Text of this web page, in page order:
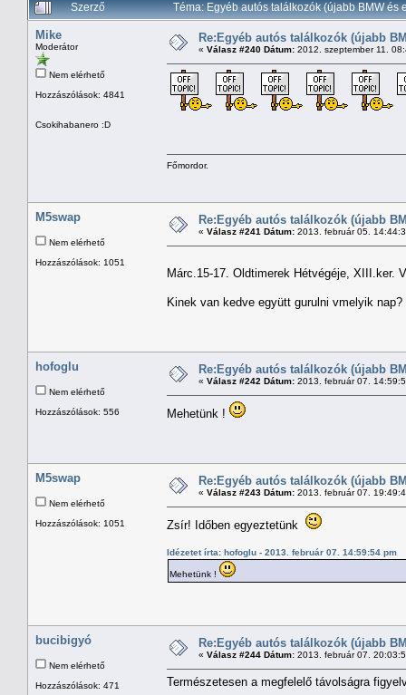
Szerző
Téma: Egyéb autós találkozók (újabb BMW
Mike
Moderátor
Nem elérhető
Hozzászólások: 4841
Csokihabanero :D
Re:Egyéb autós találkozók (újabb
« Válasz #240 Dátum: 2012. szeptember 11.
Főmordor.
M5swap
Nem elérhető
Hozzászólások: 1051
Re:Egyéb autós találkozók (újabb
« Válasz #241 Dátum: 2013. február 05.
Márc.15-17. Oldtimerek Hétvégéje, XIII.ker.
Kinek van kedve együtt gurulni vmelyik nap?
hofoglu
Nem elérhető
Hozzászólások: 556
Re:Egyéb autós találkozók (újabb
« Válasz #242 Dátum: 2013. február 07.
Mehetünk !
M5swap
Nem elérhető
Hozzászólások: 1051
Re:Egyéb autós találkozók (újabb
« Válasz #243 Dátum: 2013. február 07.
Zsír! Időben egyeztetünk
Idézetet írta: hofoglu - 2013. február 07. 14:59:54 pm
Mehetünk !
bucibigyó
Nem elérhető
Hozzászólások: 471
Re:Egyéb autós találkozók (újabb
« Válasz #244 Dátum: 2013. február 07.
Természetesen a megfelelő távolságra